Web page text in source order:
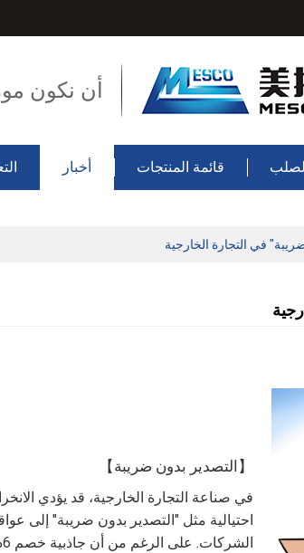
أن نكون
قائمة المنتجات أخبار
في التجارة الخارجية
【التصدير بدون ضريبة】
في صناعة التجارة الخارجية، قد يؤدي
احتيالية مثل "التصدير بدون ضريبة" إلى